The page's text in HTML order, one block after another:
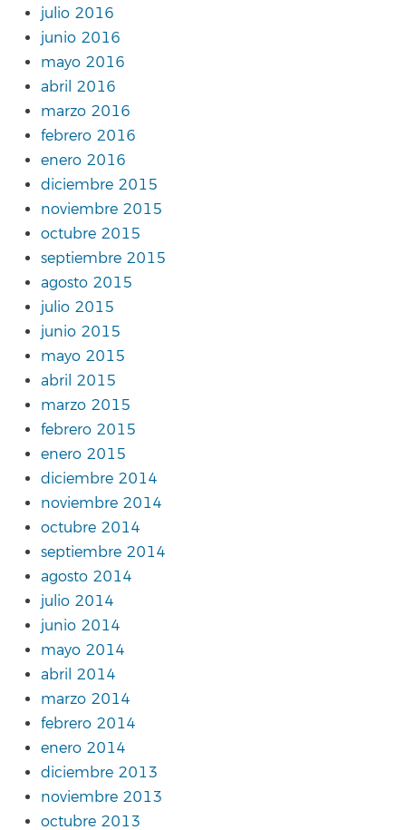
julio 2016
junio 2016
mayo 2016
abril 2016
marzo 2016
febrero 2016
enero 2016
diciembre 2015
noviembre 2015
octubre 2015
septiembre 2015
agosto 2015
julio 2015
junio 2015
mayo 2015
abril 2015
marzo 2015
febrero 2015
enero 2015
diciembre 2014
noviembre 2014
octubre 2014
septiembre 2014
agosto 2014
julio 2014
junio 2014
mayo 2014
abril 2014
marzo 2014
febrero 2014
enero 2014
diciembre 2013
noviembre 2013
octubre 2013